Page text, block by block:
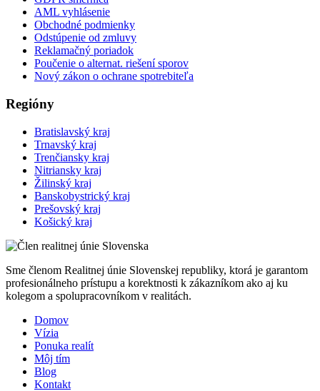
AML vyhlásenie
Obchodné podmienky
Odstúpenie od zmluvy
Reklamačný poriadok
Poučenie o alternat. riešení sporov
Nový zákon o ochrane spotrebiteľa
Regióny
Bratislavský kraj
Trnavský kraj
Trenčiansky kraj
Nitriansky kraj
Žilinský kraj
Banskobystrický kraj
Prešovský kraj
Košický kraj
Sme členom Realitnej únie Slovenskej republiky, ktorá je garantom
profesionálneho prístupu a korektnosti k zákazníkom ako aj ku
kolegom a spolupracovníkom v realitách.
Domov
Vízia
Ponuka realít
Môj tím
Blog
Kontakt